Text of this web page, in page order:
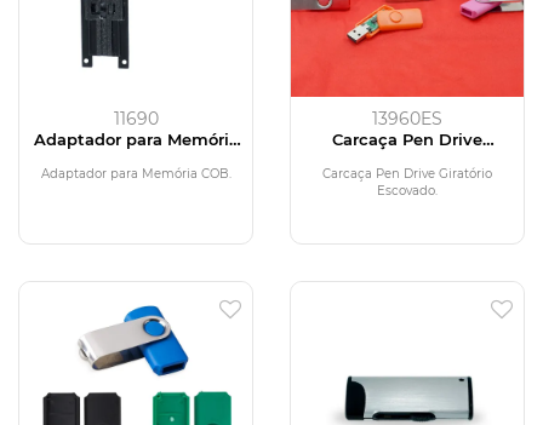
11690
Adaptador para Memória
Adaptador para Memória COB.
13960ES
Carcaça Pen Drive
Giratório Escovado
Carcaça Pen Drive Giratório
Escovado.